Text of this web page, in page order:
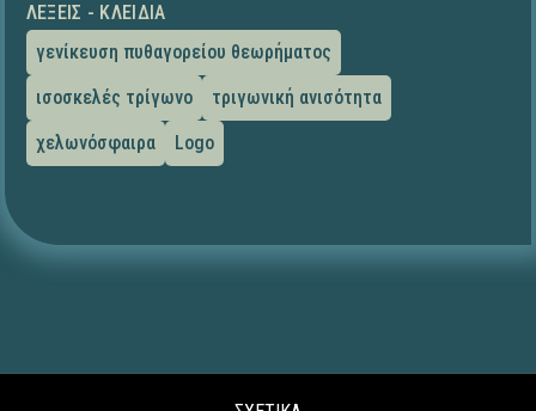
ΛΈΞΕΙΣ - ΚΛΕΙΔΙΆ
γενίκευση πυθαγορείου θεωρήματος
ισοσκελές τρίγωνο
τριγωνική ανισότητα
χελωνόσφαιρα
Logo